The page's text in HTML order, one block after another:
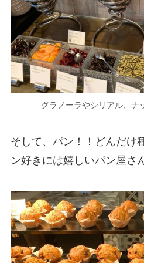
グラノーラやシリアル、ナ
そして、パン！！どんだけ
ン好きには嬉しいパン屋さ